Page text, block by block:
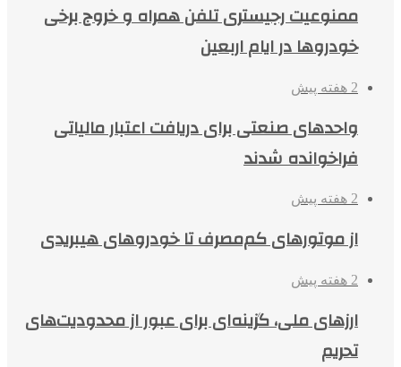
ممنوعیت رجیستری تلفن همراه و خروج برخی
خودروها در ایام اربعین
2 هفته پیش
واحدهای صنعتی برای دریافت اعتبار مالیاتی
فراخوانده شدند
2 هفته پیش
از موتورهای کم‌مصرف تا خودروهای هیبریدی
2 هفته پیش
ارزهای ملی، گزینه‌ای برای عبور از محدودیت‌های
تحریم